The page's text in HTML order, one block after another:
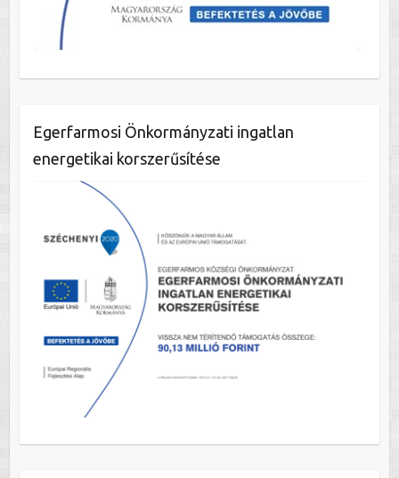
Egerfarmosi Önkormányzati ingatlan
energetikai korszerűsítése